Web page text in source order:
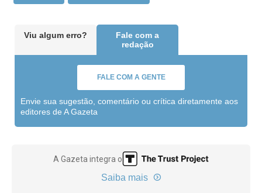
Viu algum erro?
Fale com a
redação
FALE COM A GENTE
Envie sua sugestão, comentário ou crítica diretamente aos
editores de A Gazeta
A Gazeta integra o
Saiba mais